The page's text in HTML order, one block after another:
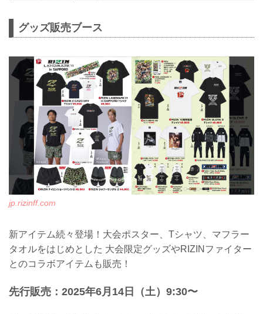
「RIZIN」。RIZIN10周年イヤーとなる今
念ブース』を設置するぞ！
これまでRIZINを応援してくださった皆様
への謝恩も込めて、より多くの皆様が楽
しんでいただける企画をご用意！
会場にお越しの際は是非『10周年記念ブ
ース』に立ち寄ろう！
jp.rizinff.com
格闘技が⼤好きだ！
WE ARE RIZIN ~10th Anniversary~
jp.rizinff.com
日時
2025年6月14日（土）1...
グッズ販売ブース
jp.rizinff.com
新アイテム続々登場！大会ポスター、Tシャツ、マフラー
タオルをはじめとした 大会限定グッズやRIZINファイター
とのコラボアイテムも販売！
先行販売：2025年6月14日（土）9:30〜